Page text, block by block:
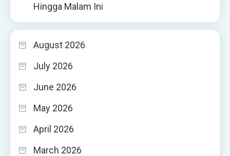
Hingga Malam Ini
August 2026
July 2026
June 2026
May 2026
April 2026
March 2026